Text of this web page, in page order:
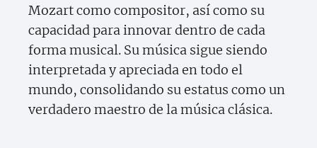
Mozart como compositor, así como su
capacidad para innovar dentro de cada
forma musical. Su música sigue siendo
interpretada y apreciada en todo el
mundo, consolidando su estatus como un
verdadero maestro de la música clásica.